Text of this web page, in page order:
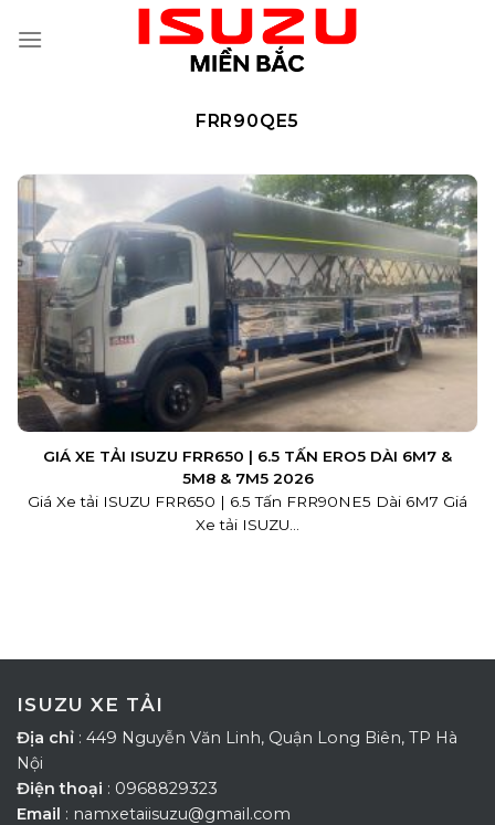
FRR90QE5
GIÁ XE TẢI ISUZU FRR650 | 6.5 TẤN ERO5 DÀI 6M7 &
5M8 & 7M5 2026
Giá Xe tải ISUZU FRR650 | 6.5 Tấn FRR90NE5 Dài 6M7 Giá
Xe tải ISUZU...
ISUZU XE TẢI
Địa chỉ : 449 Nguyễn Văn Linh, Quận Long Biên, TP Hà
Nội
Điện thoại : 0968829323
Email : namxetaiisuzu@gmail.com